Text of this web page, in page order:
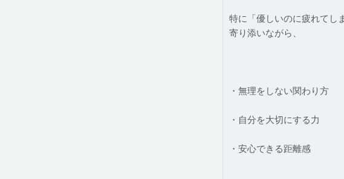
特に「優しいのに疲れてし
寄り添いながら、
・無理をしない関わり方
・自分を大切にする力
・安心できる距離感